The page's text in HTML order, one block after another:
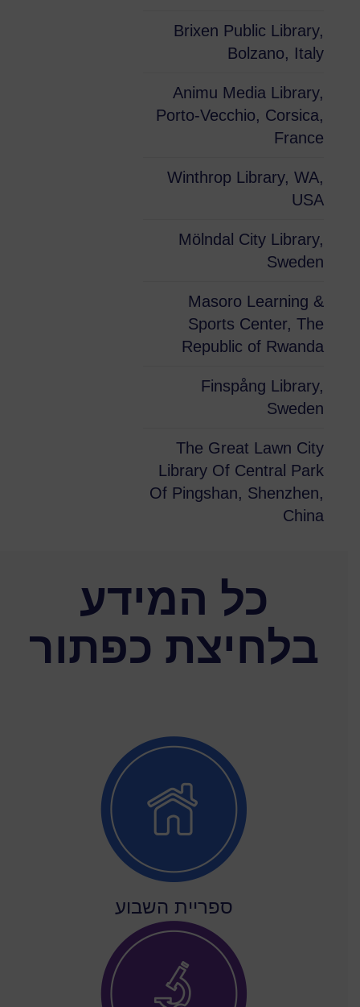
Brixen Public Library,
Bolzano, Italy
Animu Media Library,
Porto-Vecchio, Corsica,
France
Winthrop Library, WA,
USA
Mölndal City Library,
Sweden
Masoro Learning &
Sports Center, The
Republic of Rwanda
Finspång Library,
Sweden
The Great Lawn City
Library Of Central Park
Of Pingshan, Shenzhen,
China
כל המידע
בלחיצת כפתור
ספריית השבוע